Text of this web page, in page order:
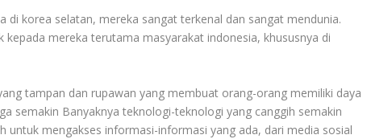
di korea selatan, mereka sangat terkenal dan sangat mendunia.
mereka terutama masyarakat indonesia, khususnya di
tampan dan rupawan yang membuat orang-orang memiliki daya
semakin Banyaknya teknologi-teknologi yang canggih semakin
untuk mengakses informasi-informasi yang ada, dari media sosial